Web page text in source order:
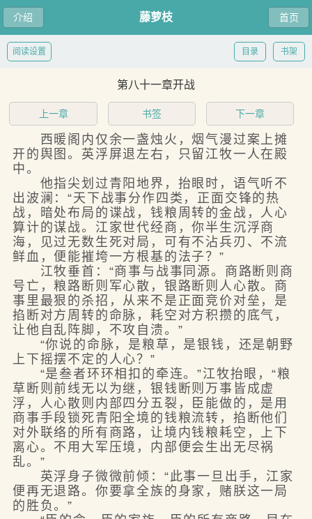
介绍 首页
藤萝枝
书架
目录
阅读设置
第八十一章开战
上一章 书签 下一章
西暖阁内仅余一盏烛火，烟气漫过案上摊
开的舆图。英浮屏退左右，只留江牧一人在殿
中。
他指尖划过青阳地界，抬眼时，语气听不
出波澜：“天下战事分作四类，正面交锋的热
战，暗处布局的谍战，钱粮周转的金战，人心
算计的谋战。江家世代经商，你半生沉浮商
海，见过无数生死对局，可有不沾兵刃、不流
鲜血，便能摧垮一方根基的法子？”
江牧垂首：“商事与战事同源。商路断则商
号亡，粮路断则军心散，银路断则人心散。商
事里最狠的杀招，从来不是正面竞价对垒，是
掐断对方周转的命脉，耗空对方积攒的底气，
让他自乱阵脚，不攻自溃。”
“你说的命脉，是粮草，是银钱，还是朝野
上下摇摆不定的人心？”
“是叁者环环相扣的牵连。”江牧抬眼，“粮
草断则前线无以为继，银钱断则万事皆成虚
浮，人心散则内部四分五裂，臣能做的，是用
商事手段锁死青阳全境的钱粮流转，掐断他们
对外联络的所有商路，让境内钱粮耗空，上下
离心。不用大军压境，内部便会生出无尽祸
乱。”
英浮身子微微前倾：“此事一旦出手，江家
便再无退路。你要拿全族的身家，赌朕这一局
的胜负。”